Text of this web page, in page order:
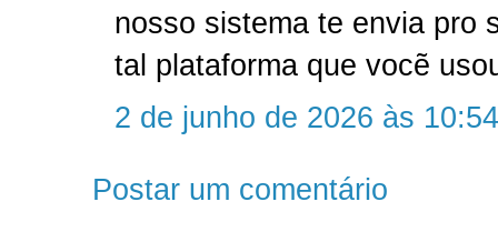
nosso sistema te envia pro
tal plataforma que vocẽ
2 de junho de 2026 às 10:54
Postar um comentário